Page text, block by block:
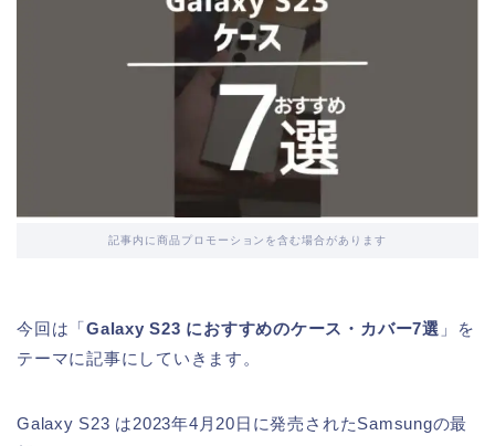
記事内に商品プロモーションを含む場合があります
今回は「Galaxy S23 におすすめのケース・カバー7選 」を
テーマに記事にしていきます。
Galaxy S23 は2023年4月20日に発売されたSamsungの最